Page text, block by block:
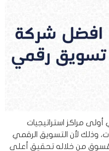
مراكز استراتيجيات
وذلك لأن التسويق الرقمي
من خلاله تحقيق أعلى